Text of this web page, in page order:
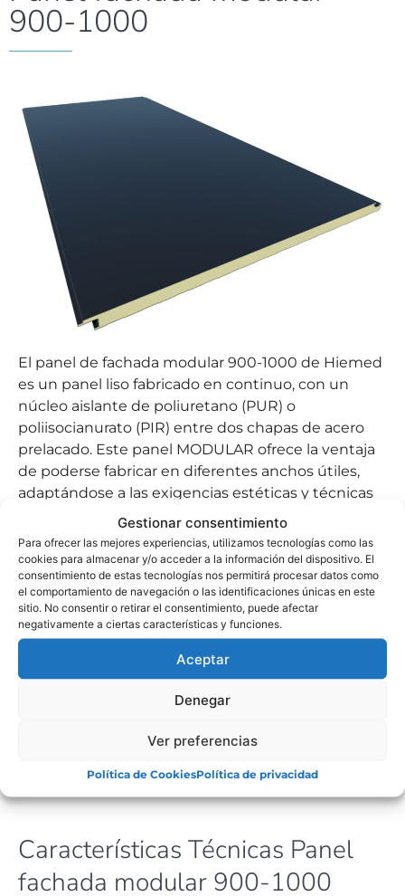
Gestionar consentimiento
Para ofrecer las mejores experiencias, utilizamos tecnologías como las
cookies para almacenar y/o acceder a la información del dispositivo. El
consentimiento de estas tecnologías nos permitirá procesar datos como
el comportamiento de navegación o las identificaciones únicas en este
sitio. No consentir o retirar el consentimiento, puede afectar
negativamente a ciertas características y funciones.
Aceptar
Denegar
Ver preferencias
Política de CookiesPolítica de privacidad
900-1000
El panel de fachada modular 900-1000 de Hiemed
es un panel liso fabricado en continuo, con un
núcleo aislante de poliuretano (PUR) o
poliisocianurato (PIR) entre dos chapas de acero
prelacado. Este panel MODULAR ofrece la ventaja
de poderse fabricar en diferentes anchos útiles,
adaptándose a las exigencias estéticas y técnicas
de los proyectos.
Está disponible en una amplia gama de colores y
revestimientos. Diseñado para fachadas
arquitectónicas, se instala con un sistema de
fijación de tornillería oculta, sin necesidad de perfil
tapajuntas.
CARTA DE COLORES
Características Técnicas Panel
fachada modular 900-1000